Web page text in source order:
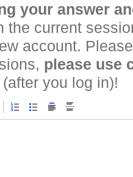
your answer
the current
account.
please use
(after you log in)!